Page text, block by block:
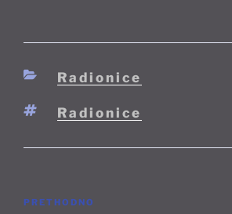
Kategorije
Radionice
Oznake
Radionice
Prethodna
PRETHODNO